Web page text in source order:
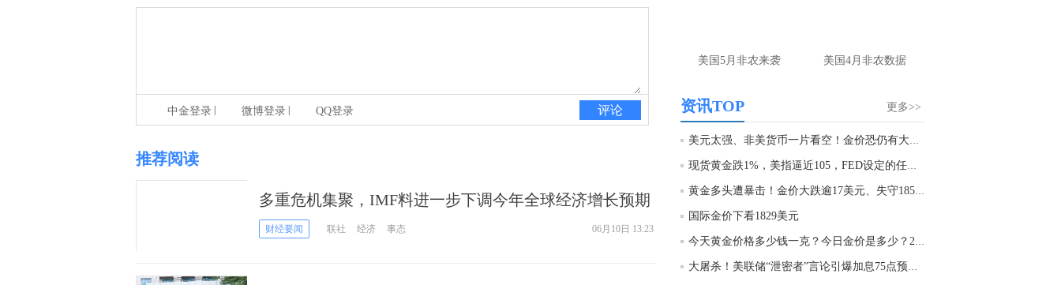
评论
中金登录 微博登录 QQ登录
推荐阅读
多重危机集聚，IMF料进一步下调今年全球经济增长预期
财经要闻 联社 经济 事态 06月10日 13:23
徐文婷：
时指导， 关注老师财经号主页：
http://mp.cnfol.com/user/58676
匿名网友-中金在线手机网：止损多少 老师
徐文婷：7美金
度。70一50？。
徐文婷：带上止损博弈，实时指导， 关注老
美国5月非农来袭 美国4月非农数据
更多>>
资讯TOP
美元太强、非美货币一片看空！金价恐仍有大涨空...
现货黄金跌1%，美指逼近105，FED设定的任务几乎...
黄金多头遭暴击！金价大跌逾17美元、失守1855 ...
国际金价下看1829美元
今天黄金价格多少钱一克？今日金价是多少？2022...
大屠杀！美联储“泄密者”言论引爆加息75点预期...